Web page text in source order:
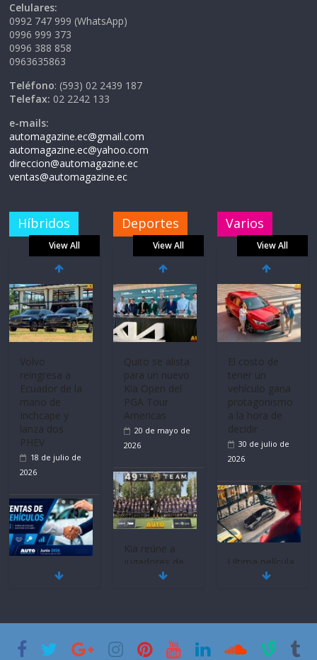
Celulares:
0992 747 999 (WhatsApp)
0996 999 373
0996 388 858
0963635863
Teléfono: (593) 02 2439 187
Telefax: 02 2242 133
e-mails:
automagazine.ec@gmail.com
automagazine.ec@yahoo.com
direccion@automagazine.ec
ventas@automagazine.ec
Híbridos
View All
Mercado
automotor
nacional cierra
su mejor 1er
semestre en la
historia
11 de julio de
2026
Bosch y
renovable
25 de julio de
Deportes
View All
La FEDAK
recibe 12
Sinotruk
Bolden para
cubrir las rutas
de La Vuelta
31 de julio de
Quito se alista
para un nuevo
2026
Varios
View All
Ultima película
‘Spider‑Man:
Brand New
Day’ pone en
escena a
BMW
29 de julio de
2026
¿Qué puede
pasar con tu
3 de agosto de